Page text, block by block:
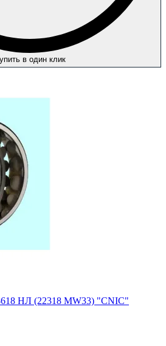
в один клик
НЛ (22318 MW33) "СNIC"